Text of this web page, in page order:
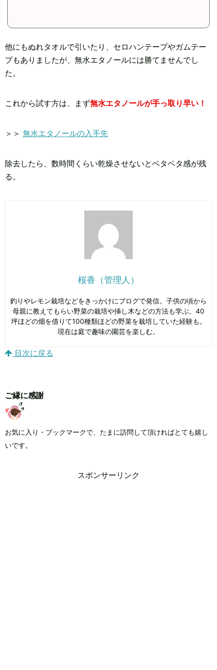
他にもぬれタオルで引いたり、セロハンテープやガムテー
プもありましたが、無水エタノールには勝てませんでし
た。
これから試す方は、まず無水エタノールが手っ取り早い！
＞＞ 無水エタノールの入手先
除去したら、数時間くらい乾燥させないとベタベタ感が残
る。
桜香（管理人）
釣りやレモン栽培などをきっかけにブログで発信。子供の頃から
母親に教えてもらい野菜の栽培や挿し木などの方法も学ぶ。40
坪ほどの畑を借りて100種類ほどの野菜を栽培していた経験も。
現在は庭で趣味の園芸を楽しむ。
目次に戻る
ご縁に感謝
お気に入り・ブックマークで、たまに訪問して頂ければとても嬉し
いです。
スポンサーリンク